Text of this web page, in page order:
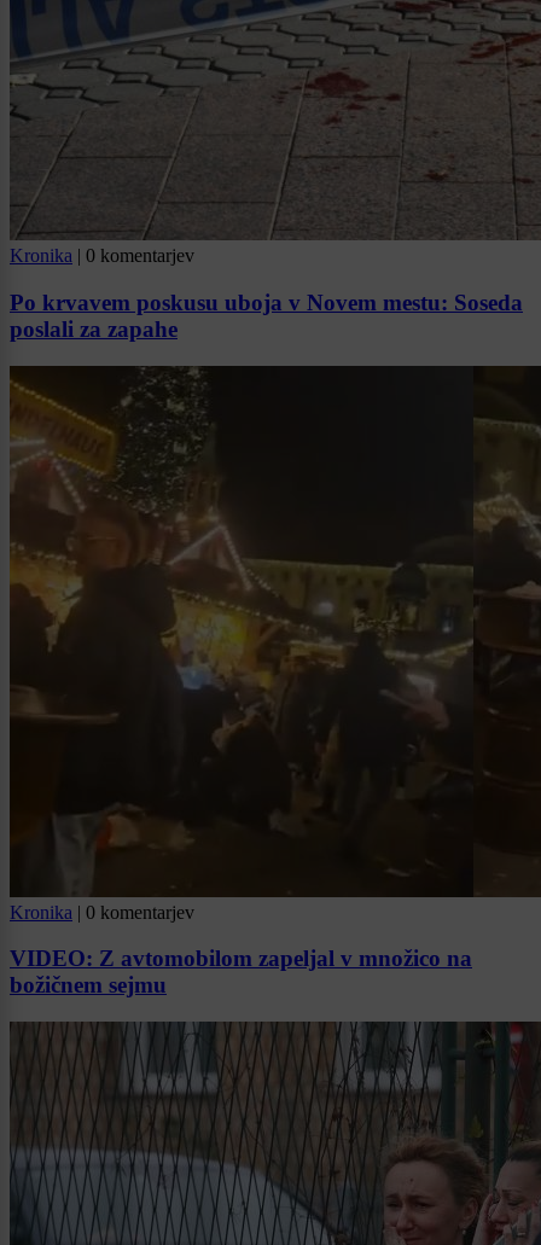
Kronika | 0 komentarjev
Po krvavem poskusu uboja v Novem mestu: Soseda
poslali za zapahe
Kronika | 0 komentarjev
VIDEO: Z avtomobilom zapeljal v množico na
božičnem sejmu